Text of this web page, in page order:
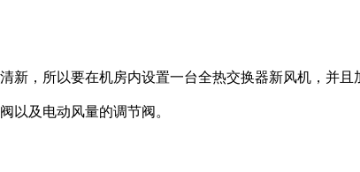
新，所以要在机房内设置一台全热交换器新风机，并且
以及电动风量的调节阀。